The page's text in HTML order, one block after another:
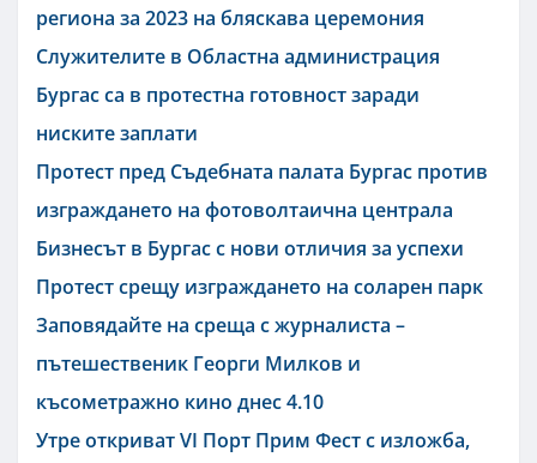
региона за 2023 на бляскава церемония
Служителите в Областна администрация
Бургас са в протестна готовност заради
ниските заплати
Протест пред Съдебната палата Бургас против
изграждането на фотоволтаична централа
Бизнесът в Бургас с нови отличия за успехи
Протест срещу изграждането на соларен парк
Заповядайте на среща с журналиста –
пътешественик Георги Милков и
късометражно кино днес 4.10
Утре откриват VI Порт Прим Фест с изложба,